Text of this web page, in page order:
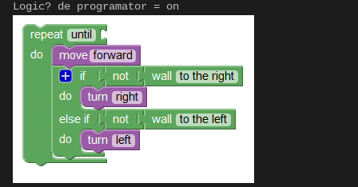
Logic? de programator = on